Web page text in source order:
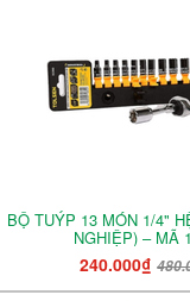
BỘ TUÝP 13 MÓN 1/4"
NGHIỆP) – MÃ
240.000₫